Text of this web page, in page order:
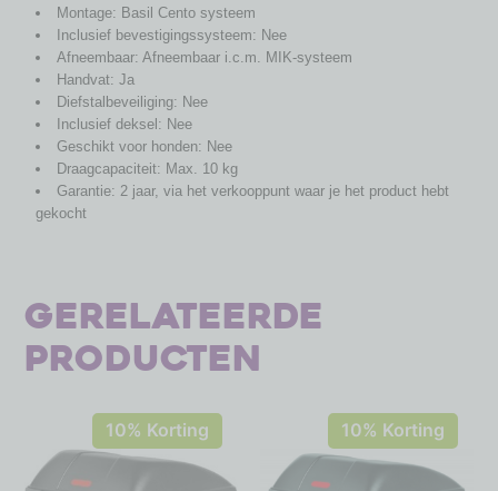
Montage: Basil Cento systeem
Inclusief bevestigingssysteem: Nee
Afneembaar: Afneembaar i.c.m. MIK-systeem
Handvat: Ja
Diefstalbeveiliging: Nee
Inclusief deksel: Nee
Geschikt voor honden: Nee
Draagcapaciteit: Max. 10 kg
Garantie: 2 jaar, via het verkooppunt waar je het product hebt
gekocht
Gerelateerde
producten
10% Korting 10% Korting